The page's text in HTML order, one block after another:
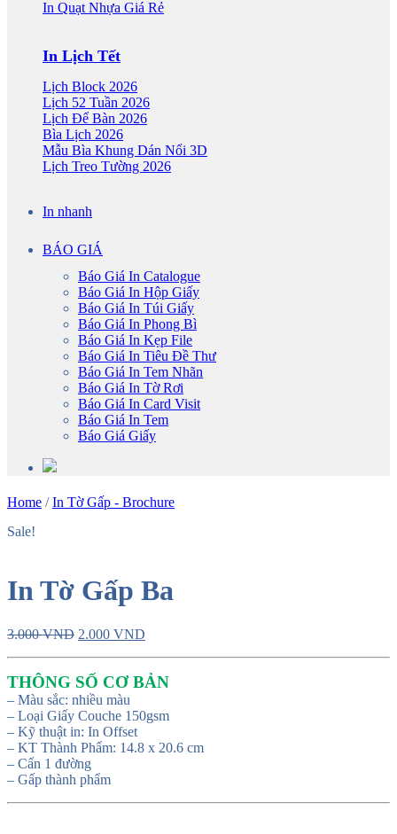
In Quạt Nhựa Giá Rẻ
In Lịch Tết
Lịch Block 2026
Lịch 52 Tuần 2026
Lịch Để Bàn 2026
Bìa Lịch 2026
Mẫu Bìa Khung Dán Nổi 3D
Lịch Treo Tường 2026
In nhanh
BÁO GIÁ
Báo Giá In Catalogue
Báo Giá In Hộp Giấy
Báo Giá In Túi Giấy
Báo Giá In Phong Bì
Báo Giá In Kẹp File
Báo Giá In Tiêu Đề Thư
Báo Giá In Tem Nhãn
Báo Giá In Tờ Rơi
Báo Giá In Card Visit
Báo Giá In Tem
Báo Giá Giấy
Home / In Tờ Gấp - Brochure
Sale!
In Tờ Gấp Ba
3.000VND Original
3.000 VND.
2.000 VND
2.000 VND.
THÔNG SỐ CƠ BẢN
– Màu sắc: nhiều màu
– Loại Giấy Couche 150gsm
– Kỹ thuật in: In Offset
– KT Thành Phẩm: 14.8 x 20.6 cm
– Cấn 1 đường
– Gấp thành phẩm